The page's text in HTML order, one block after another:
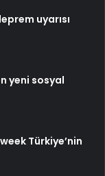
uyarısı
yeni sosyal
Türkiye’nin